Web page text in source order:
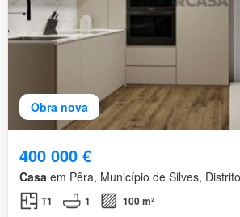
Obra nova
400 000 €
Casa em Pêra, Município de Silves,
T1 1 100 m²